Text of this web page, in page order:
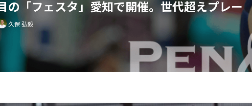
の「フェスタ」愛知で開催。世代超えプレー
久保 弘毅